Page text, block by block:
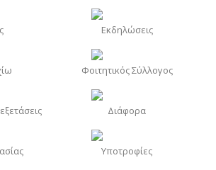
Εκδηλώσεις
Φοιτητικός Σύλλογος
Διάφορα
Υποτροφίες